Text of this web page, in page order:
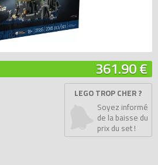
361.90 €
LEGO TROP CHER ?
Soyez informé
de la baisse du
prix du set !